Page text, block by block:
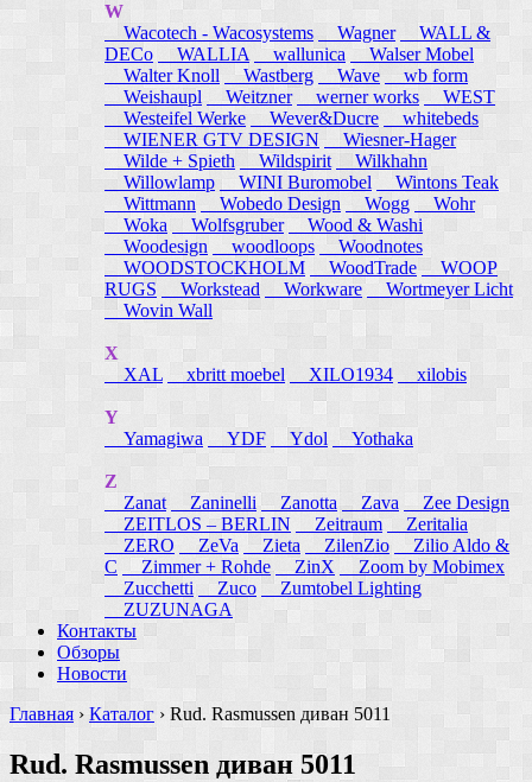
W
Wacotech - Wacosystems
Wagner
WALL &
DECo
WALLIA wallunica
Walser Mobel
Walter Knoll
Wastberg Wave
wb form
Weishaupl
Weitzner werner works
WEST
Westeifel Werke
Wever&Ducre
whitebeds
WIENER GTV DESIGN
Wiesner-Hager
Wilde + Spieth
Wildspirit
Wilkhahn
Willowlamp
WINI Buromobel
Wintons Teak
Wittmann
Wobedo Design Wogg
Wohr
Woka
Wolfsgruber
Wood & Washi
Woodesign
woodloops
Woodnotes
WOODSTOCKHOLM
WoodTrade
WOOP
RUGS
Workstead Workware
Wortmeyer Licht
Wovin Wall
X
XAL
xbritt moebel XILO1934 xilobis
Y
Yamagiwa
YDF Ydol Yothaka
Z
Zanat
Zaninelli Zanotta Zava
Zee Design
ZEITLOS – BERLIN
Zeitraum
Zeritalia
ZERO
ZeVa Zieta ZilenZio
Zilio Aldo &
C
Zimmer + Rohde ZinX
Zoom by Mobimex
Zucchetti
Zuco
Zumtobel Lighting
ZUZUNAGA
Контакты
Обзоры
Новости
Главная › Каталог › Rud. Rasmussen диван 5011
Rud. Rasmussen диван 5011